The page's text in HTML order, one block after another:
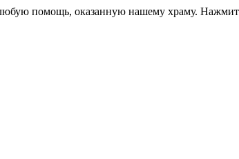
помощь, оказанную нашему храму.